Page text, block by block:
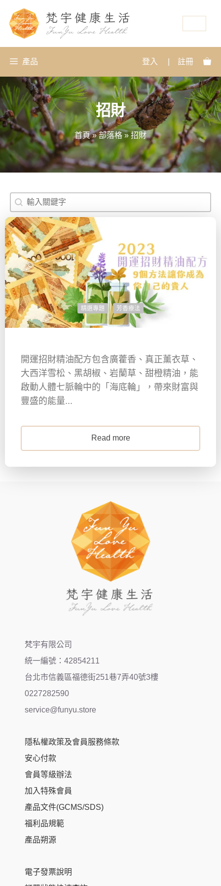
產品 登入 註冊
招財
首頁 » 部落格 » 招財
搜尋
Search content
精選專題 芳香療法
開運招財精油配方包含廣藿香、真正薰衣草、
大西洋雪松、黑胡椒、岩蘭草、甜橙精油，能
啟動人體七脈輪中的「海底輪」，帶來財富與
豐盛的能量...
Read more
梵宇有限公司
統一編號：42854211
台北市信義區福德街251巷7弄40號3樓
0227282590
service@funyu.store
隱私權政策及會員服務條款
安心付款
會員等級辦法
加入特殊會員
產品文件(GCMS/SDS)
福利品規範
產品朔源
電子發票說明